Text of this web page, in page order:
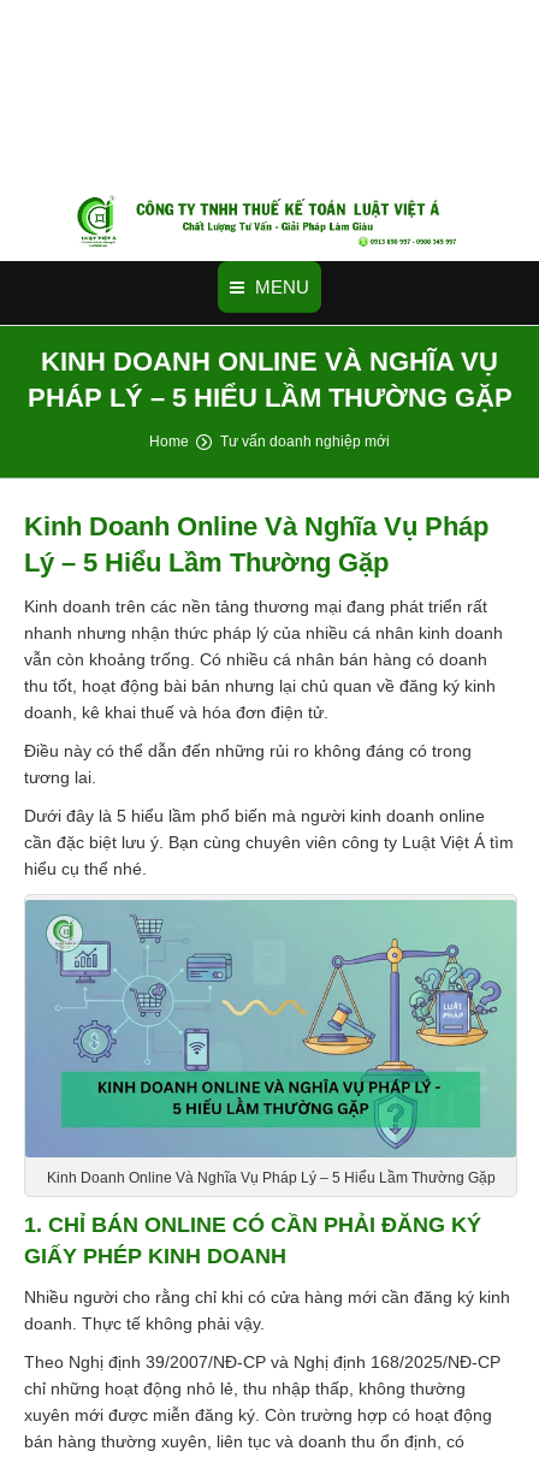
MENU
KINH DOANH ONLINE VÀ NGHĨA VỤ
PHÁP LÝ – 5 HIỂU LẦM THƯỜNG GẶP
Home Tư vấn doanh nghiệp mới
Kinh Doanh Online Và Nghĩa Vụ Pháp
Lý – 5 Hiểu Lầm Thường Gặp
Kinh doanh trên các nền tảng thương mại đang phát triển rất
nhanh nhưng nhận thức pháp lý của nhiều cá nhân kinh doanh
vẫn còn khoảng trống. Có nhiều cá nhân bán hàng có doanh
thu tốt, hoạt động bài bản nhưng lại chủ quan về đăng ký kinh
doanh, kê khai thuế và hóa đơn điện tử.
Điều này có thể dẫn đến những rủi ro không đáng có trong
tương lai.
Dưới đây là 5 hiểu lầm phổ biến mà người kinh doanh online
cần đặc biệt lưu ý. Bạn cùng chuyên viên công ty Luật Việt Á tìm
hiểu cụ thể nhé.
Kinh Doanh Online Và Nghĩa Vụ Pháp Lý – 5 Hiểu Lầm Thường Gặp
1. CHỈ BÁN ONLINE CÓ CẦN PHẢI ĐĂNG KÝ
GIẤY PHÉP KINH DOANH
Nhiều người cho rằng chỉ khi có cửa hàng mới cần đăng ký kinh
doanh. Thực tế không phải vậy.
Theo Nghị định 39/2007/NĐ-CP và Nghị định 168/2025/NĐ-CP
chỉ những hoạt động nhỏ lẻ, thu nhập thấp, không thường
xuyên mới được miễn đăng ký. Còn trường hợp có hoạt động
bán hàng thường xuyên, liên tục và doanh thu ổn định, có